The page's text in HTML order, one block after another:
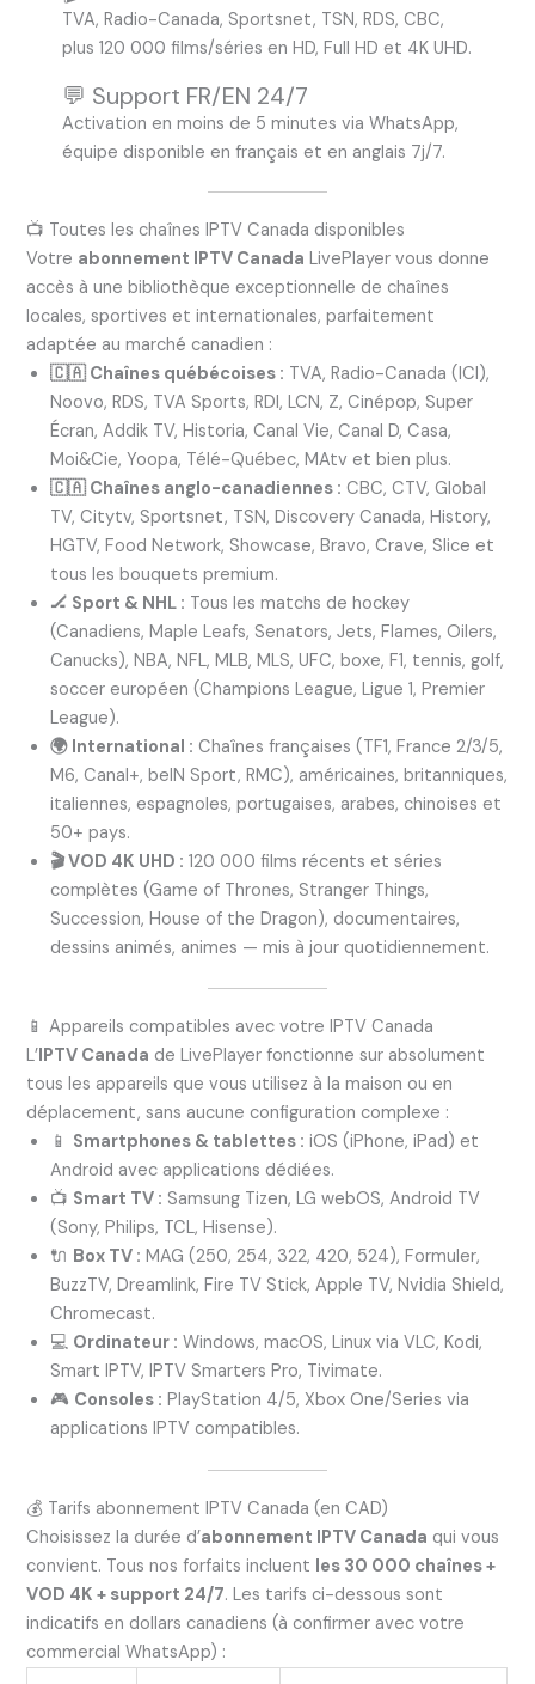
TVA, Radio-Canada, Sportsnet, TSN, RDS, CBC,
plus 120 000 films/séries en HD, Full HD et 4K UHD.
💬 Support FR/EN 24/7
Activation en moins de 5 minutes via WhatsApp,
équipe disponible en français et en anglais 7j/7.
📺 Toutes les chaînes IPTV Canada disponibles
Votre abonnement IPTV Canada LivePlayer vous donne
accès à une bibliothèque exceptionnelle de chaînes
locales, sportives et internationales, parfaitement
adaptée au marché canadien :
🇨🇦 Chaînes québécoises : TVA, Radio-Canada (ICI),
Noovo, RDS, TVA Sports, RDI, LCN, Z, Cinépop, Super
Écran, Addik TV, Historia, Canal Vie, Canal D, Casa,
Moi&Cie, Yoopa, Télé-Québec, MAtv et bien plus.
🇨🇦 Chaînes anglo-canadiennes : CBC, CTV, Global
TV, Citytv, Sportsnet, TSN, Discovery Canada, History,
HGTV, Food Network, Showcase, Bravo, Crave, Slice et
tous les bouquets premium.
🏒 Sport & NHL : Tous les matchs de hockey
(Canadiens, Maple Leafs, Senators, Jets, Flames, Oilers,
Canucks), NBA, NFL, MLB, MLS, UFC, boxe, F1, tennis, golf,
soccer européen (Champions League, Ligue 1, Premier
League).
🌍 International : Chaînes françaises (TF1, France 2/3/5,
M6, Canal+, beIN Sport, RMC), américaines, britanniques,
italiennes, espagnoles, portugaises, arabes, chinoises et
50+ pays.
🎬 VOD 4K UHD : 120 000 films récents et séries
complètes (Game of Thrones, Stranger Things,
Succession, House of the Dragon), documentaires,
dessins animés, animes — mis à jour quotidiennement.
📱 Appareils compatibles avec votre IPTV Canada
L’IPTV Canada de LivePlayer fonctionne sur absolument
tous les appareils que vous utilisez à la maison ou en
déplacement, sans aucune configuration complexe :
📱 Smartphones & tablettes : iOS (iPhone, iPad) et
Android avec applications dédiées.
📺 Smart TV : Samsung Tizen, LG webOS, Android TV
(Sony, Philips, TCL, Hisense).
🔌 Box TV : MAG (250, 254, 322, 420, 524), Formuler,
BuzzTV, Dreamlink, Fire TV Stick, Apple TV, Nvidia Shield,
Chromecast.
💻 Ordinateur : Windows, macOS, Linux via VLC, Kodi,
Smart IPTV, IPTV Smarters Pro, Tivimate.
🎮 Consoles : PlayStation 4/5, Xbox One/Series via
applications IPTV compatibles.
💰 Tarifs abonnement IPTV Canada (en CAD)
Choisissez la durée d’abonnement IPTV Canada qui vous
convient. Tous nos forfaits incluent les 30 000 chaînes +
VOD 4K + support 24/7. Les tarifs ci-dessous sont
indicatifs en dollars canadiens (à confirmer avec votre
commercial WhatsApp) :